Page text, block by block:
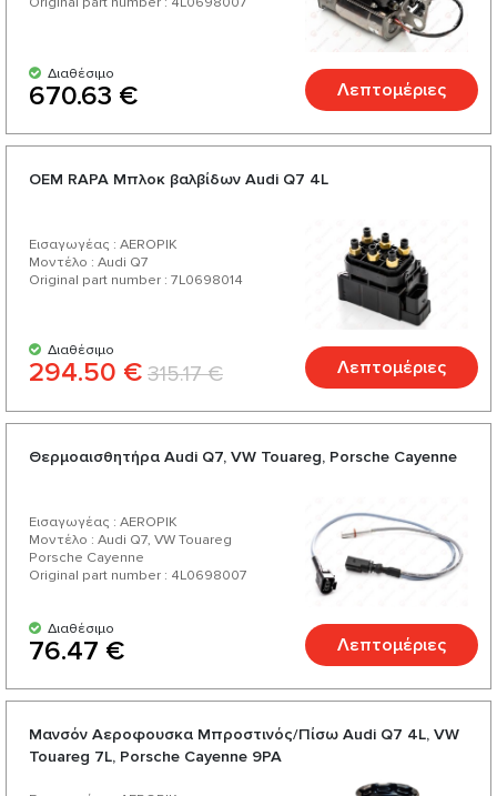
Διαθέσιμο
670.63 € Λεπτομέριες
ОЕМ RAPA Μπλοκ βαλβίδων Audi Q7 4L
Εισαγωγέας : AEROPIK
Μοντέλο : Audi Q7
Original part number : 7L0698014
Διαθέσιμο
294.50 € 315.17 € Λεπτομέριες
Θερμοαισθητήρα Audi Q7, VW Touareg, Porsche Cayenne
Εισαγωγέας : AEROPIK
Μοντέλο : Audi Q7, VW Touareg
Porsche Cayenne
Original part number : 4L0698007
Διαθέσιμο
76.47 € Λεπτομέριες
Μανσόν Αεροφουσκα Μπροστινός/Πίσω Audi Q7 4L, VW
Touareg 7L, Porsche Cayenne 9PA